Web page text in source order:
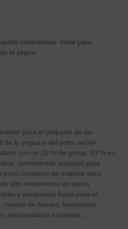
instantáneo. Ideal para
la yegua.
para el preparto de las
de la yegua y del potro recién
con un 20 % de grasa, 80 % en
concentrado especial para
poco consumo de materia seca.
alto rendimiento en plena
y exeigencia física para el
cambio de bóxers, tramsporte
temperaturas extremas, …